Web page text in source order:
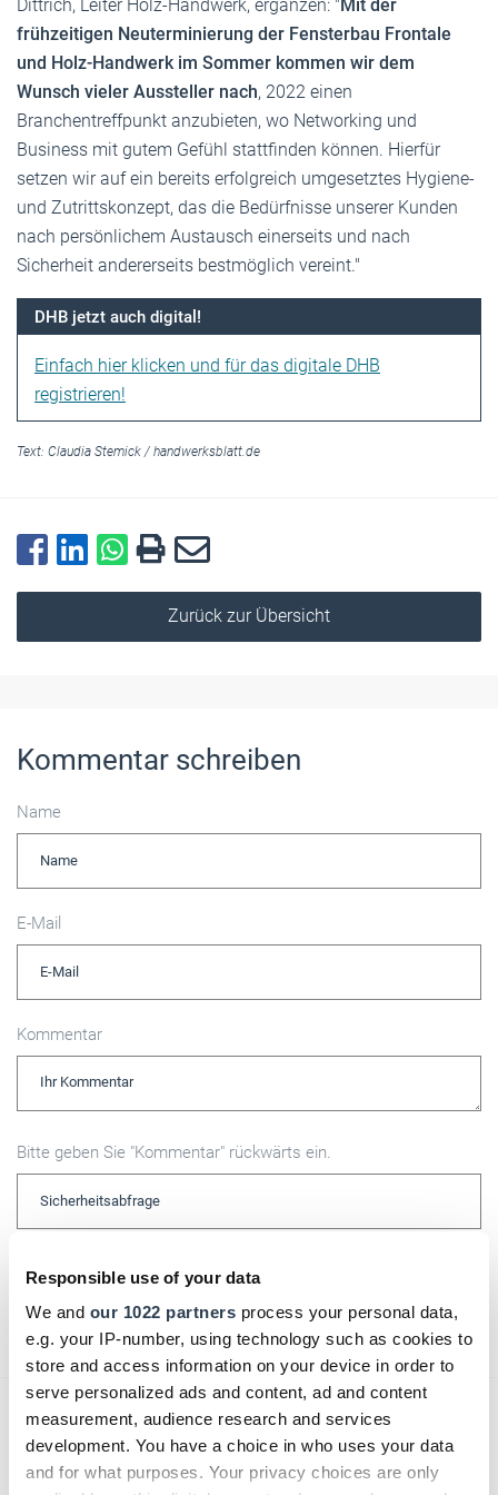
Responsible use of your data
We and our 1022 partners process your personal data,
e.g. your IP-number, using technology such as cookies to
store and access information on your device in order to
serve personalized ads and content, ad and content
measurement, audience research and services
development. You have a choice in who uses your data
and for what purposes. Your privacy choices are only
Dittrich, Leiter Holz-Handwerk, ergänzen: " Mit der
frühzeitigen Neuterminierung der Fensterbau Frontale
und Holz-Handwerk im Sommer kommen wir dem
Wunsch vieler Aussteller nach, 2022 einen
Branchentreffpunkt anzubieten, wo Networking und
Business mit gutem Gefühl stattfinden können. Hierfür
setzen wir auf ein bereits erfolgreich umgesetztes Hygiene-
und Zutrittskonzept, das die Bedürfnisse unserer Kunden
nach persönlichem Austausch einerseits und nach
Sicherheit andererseits bestmöglich vereint."
DHB jetzt auch digital!
Einfach hier klicken und für das digitale DHB
registrieren!
Text: Claudia Stemick / handwerksblatt.de
Zurück zur Übersicht
Kommentar schreiben
Name
E-Mail
Kommentar
Bitte geben Sie "Kommentar" rückwärts ein.
Absenden
Das könnte Sie auch interessieren: